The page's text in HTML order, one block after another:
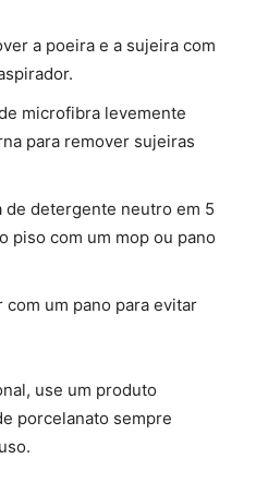
a poeira e a sujeira com
microfibra levemente
para remover sujeiras
de detergente neutro em 5
piso com um mop ou pano
com um pano para evitar
use um produto
porcelanato sempre